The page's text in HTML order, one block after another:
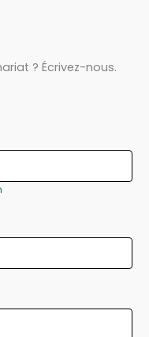
? Écrivez-nous.